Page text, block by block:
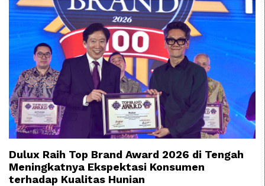
Dulux Raih Top Brand Award 2026 di Tengah
Meningkatnya Ekspektasi Konsumen
terhadap Kualitas Hunian